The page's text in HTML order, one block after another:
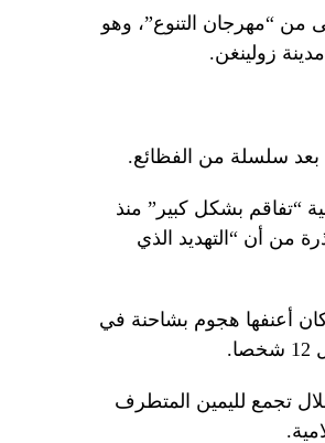
من “مهرجان التنوع”، وهو
بعد سلسلة من الفظائع.
“تفاقم بشكل كبير” منذ
من أن “التهديد الذي
أعنفها هجوم بشاحنة في
تجمع لليمين المتطرف